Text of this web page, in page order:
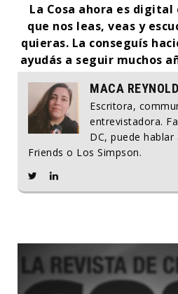
La Cosa ahora es
que nos leas, veas y
quieras. La conseguís
ayudás a seguir muchos
MACA
Escritora,
entrevistadora.
DC, puede
Friends o Los Simpson.